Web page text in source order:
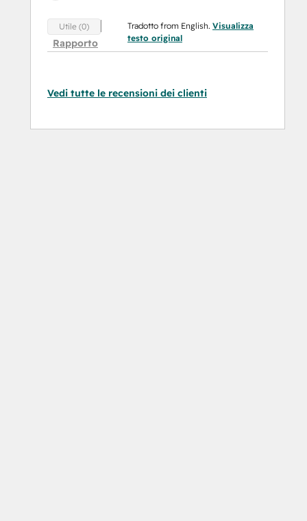
Utile (0)
Rapporto
Tradotto from English.Visualizza
testo original
Vedi tutte le recensioni dei clienti